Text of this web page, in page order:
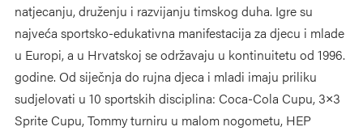
natjecanju, druženju i razvijanju timskog duha. Igre su
najveća sportsko-edukativna manifestacija za djecu i mlade
u Europi, a u Hrvatskoj se održavaju u kontinuitetu od 1996.
godine. Od siječnja do rujna djeca i mladi imaju priliku
sudjelovati u 10 sportskih disciplina: Coca-Cola Cupu, 3×3
Sprite Cupu, Tommy turniru u malom nogometu, HEP